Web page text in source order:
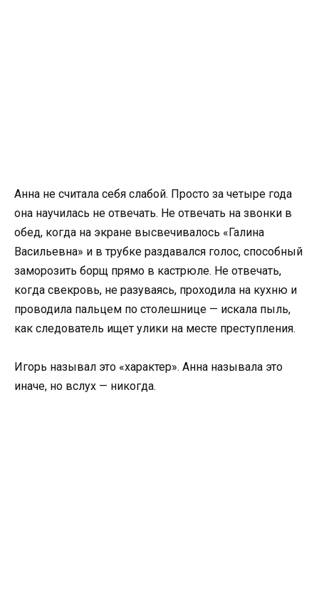
Анна не считала себя слабой. Просто за четыре года
она научилась не отвечать. Не отвечать на звонки в
обед, когда на экране высвечивалось «Галина
Васильевна» и в трубке раздавался голос, способный
заморозить борщ прямо в кастрюле. Не отвечать,
когда свекровь, не разуваясь, проходила на кухню и
проводила пальцем по столешнице — искала пыль,
как следователь ищет улики на месте преступления.
Игорь называл это «характер». Анна называла это
иначе, но вслух — никогда.